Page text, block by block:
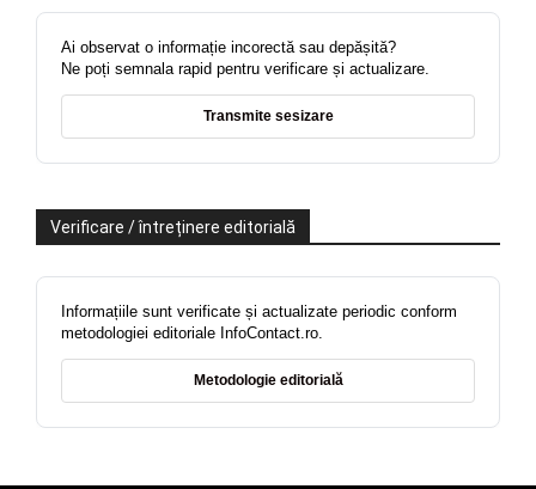
Ai observat o informație incorectă sau depășită?
Ne poți semnala rapid pentru verificare și actualizare.
Transmite sesizare
Verificare / întreținere editorială
Informațiile sunt verificate și actualizate periodic conform
metodologiei editoriale InfoContact.ro.
Metodologie editorială